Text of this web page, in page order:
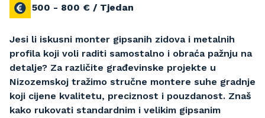
500 - 800 € / Tjedan
Jesi li iskusni monter gipsanih zidova i metalnih
profila koji voli raditi samostalno i obraća pažnju na
detalje? Za različite građevinske projekte u
Nizozemskoj tražimo stručne montere suhe gradnje
koji cijene kvalitetu, preciznost i pouzdanost. Znaš
kako rukovati standardnim i velikim gipsanim